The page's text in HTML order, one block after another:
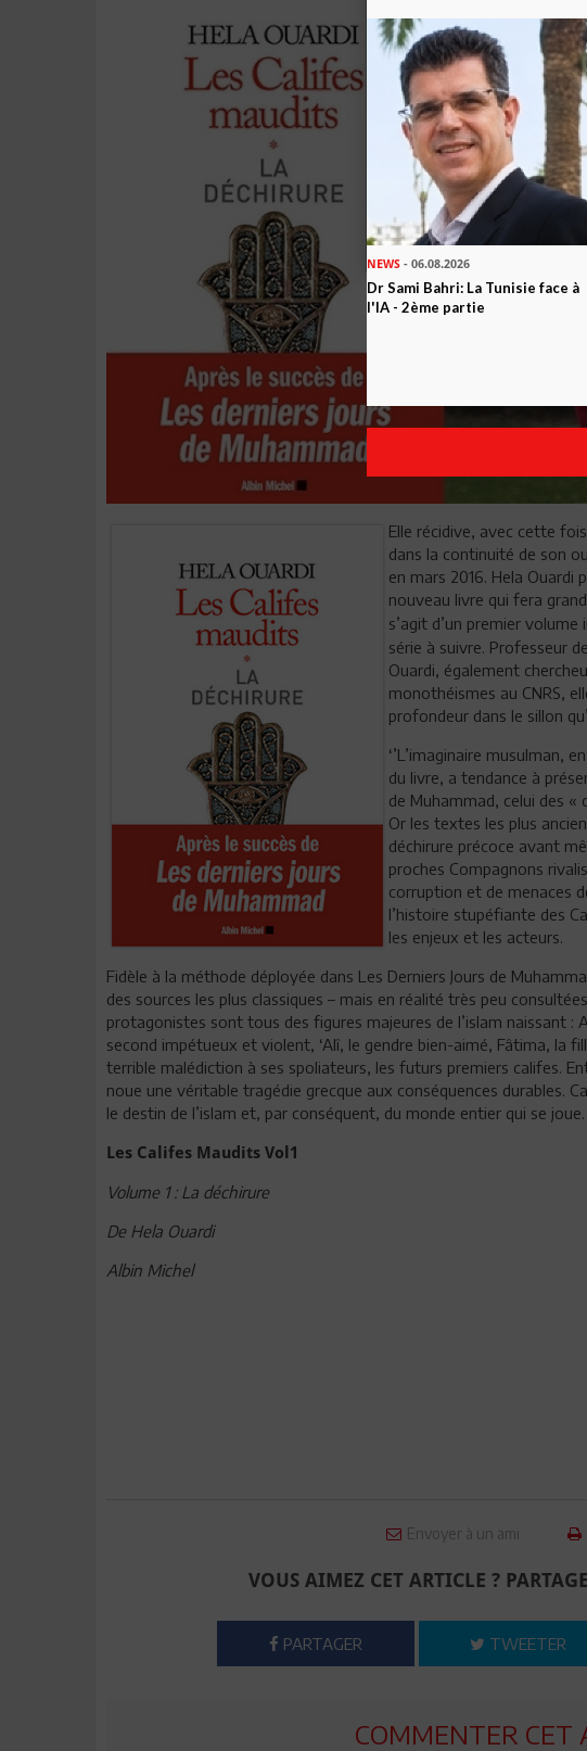
Elle récidive, avec cette
dans la continuité de son
en mars 2016. Hela Ouardi
nouveau livre qui fera
s’agit d’un premier volume
série à suivre. Professeur
Ouardi, également
monothéismes au CNRS,
profondeur dans le sillon
‘’L’imaginaire musulman,
du livre, a tendance à
de Muhammad, celui des «
Or les textes les plus
déchirure précoce avant
proches Compagnons
corruption et de menaces
l’histoire stupéfiante des
les enjeux et les acteurs.
Fidèle à la méthode déployée dans Les Derniers Jours de
des sources les plus classiques – mais en réalité très peu
protagonistes sont tous des figures majeures de l’islam naissant :
second impétueux et violent, ‘Alî, le gendre bien-aimé, Fâtima, la
terrible malédiction à ses spoliateurs, les futurs premiers califes.
noue une véritable tragédie grecque aux conséquences durables.
le destin de l’islam et, par conséquent, du monde entier qui se joue.
Les Califes Maudits Vol1
Volume 1 : La déchirure
De Hela Ouardi
Albin Michel
Envoyer à un ami
VOUS AIMEZ CET ARTICLE ?
PARTAGER TWEETER
COMMENTER CET
NEWS - 06.08.2026
Dr Sami Bahri: La Tunisie face à
l'IA - 2ème partie